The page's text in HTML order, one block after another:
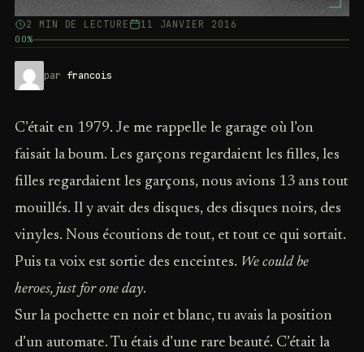
2 MIN DE LECTURE 11 JANVIER 2016
00%
par francois
C’était en 1979. Je me rappelle le garage où l’on
faisait la boum. Les garçons regardaient les filles, les
filles regardaient les garçons, nous avions 13 ans tout
mouillés. Il y avait des disques, des disques noirs, des
vinyles. Nous écoutions de tout, et tout ce qui sortait.
Puis ta voix est sortie des enceintes. We could be
heroes, just for one day.
Sur la pochette en noir et blanc, tu avais la position
d’un automate. Tu étais d’une rare beauté. C’était la